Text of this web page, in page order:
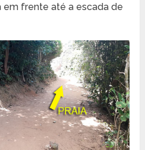
em frente até a escada de